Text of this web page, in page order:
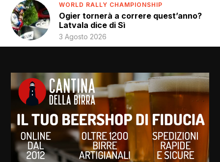
WORLD RALLY CHAMPIONSHIP
Ogier tornerà a correre quest’anno?
Latvala dice di Sì
3 Agosto 2026